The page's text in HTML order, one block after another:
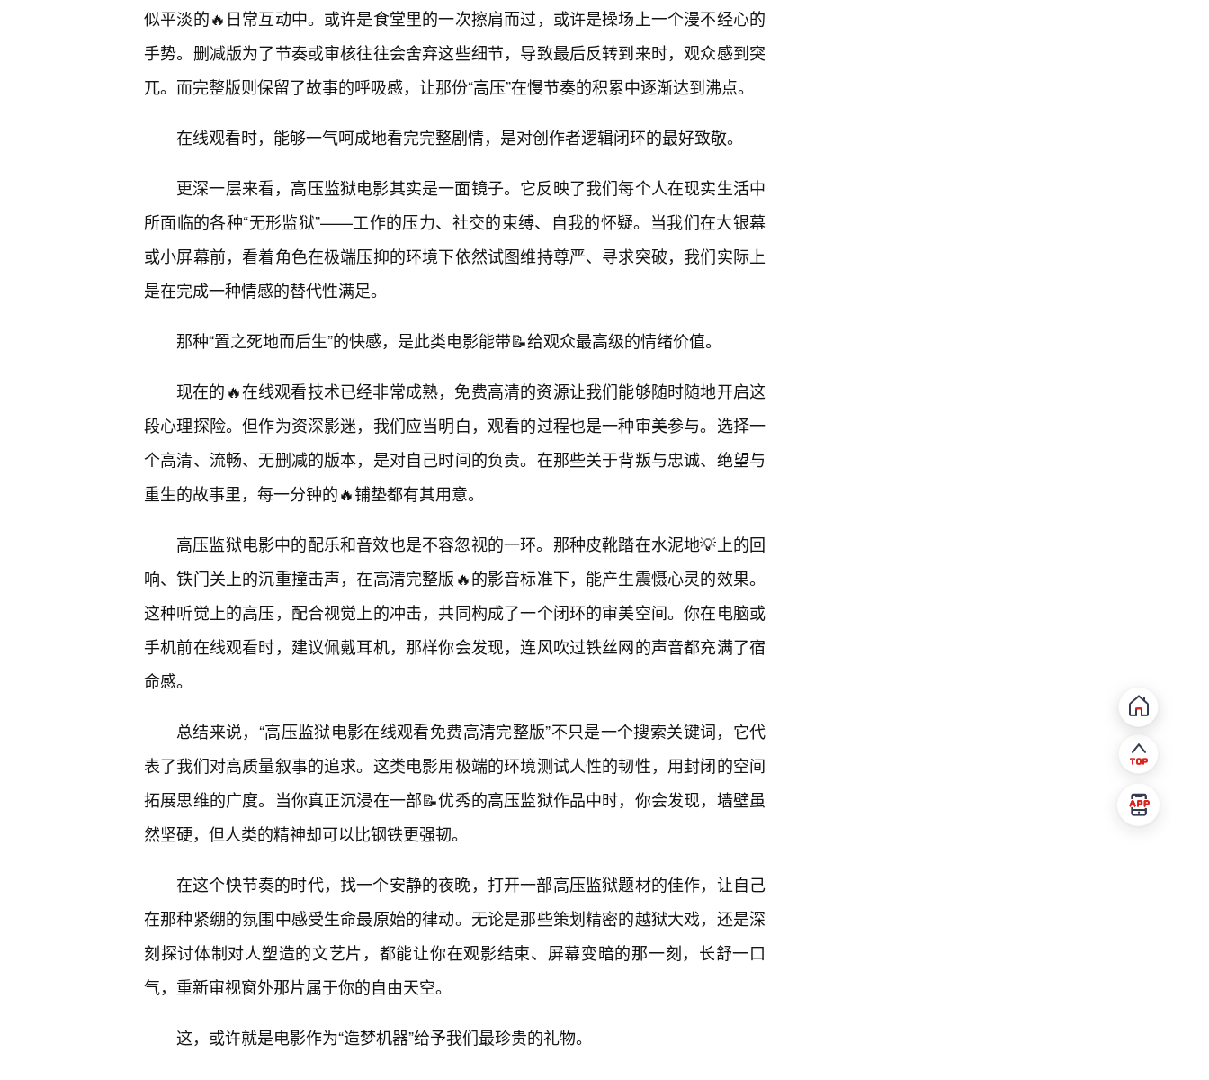
似平淡的🔥日常互动中。或许是食堂里的一次擦肩而过，或许是操场上一个漫不经心的
手势。删减版为了节奏或审核往往会舍弃这些细节，导致最后反转到来时，观众感到突
兀。而完整版则保留了故事的呼吸感，让那份“高压”在慢节奏的积累中逐渐达到沸点。
在线观看时，能够一气呵成地看完完整剧情，是对创作者逻辑闭环的最好致敬。
更深一层来看，高压监狱电影其实是一面镜子。它反映了我们每个人在现实生活中
所面临的各种“无形监狱”——工作的压力、社交的束缚、自我的怀疑。当我们在大银幕
或小屏幕前，看着角色在极端压抑的环境下依然试图维持尊严、寻求突破，我们实际上
是在完成一种情感的替代性满足。
那种“置之死地而后生”的快感，是此类电影能带📝给观众最高级的情绪价值。
现在的🔥在线观看技术已经非常成熟，免费高清的资源让我们能够随时随地开启这
段心理探险。但作为资深影迷，我们应当明白，观看的过程也是一种审美参与。选择一
个高清、流畅、无删减的版本，是对自己时间的负责。在那些关于背叛与忠诚、绝望与
重生的故事里，每一分钟的🔥铺垫都有其用意。
高压监狱电影中的配乐和音效也是不容忽视的一环。那种皮靴踏在水泥地💡上的回
响、铁门关上的沉重撞击声，在高清完整版🔥的影音标准下，能产生震慑心灵的效果。
这种听觉上的高压，配合视觉上的冲击，共同构成了一个闭环的审美空间。你在电脑或
手机前在线观看时，建议佩戴耳机，那样你会发现，连风吹过铁丝网的声音都充满了宿
命感。
总结来说，“高压监狱电影在线观看免费高清完整版”不只是一个搜索关键词，它代
表了我们对高质量叙事的追求。这类电影用极端的环境测试人性的韧性，用封闭的空间
拓展思维的广度。当你真正沉浸在一部📝优秀的高压监狱作品中时，你会发现，墙壁虽
然坚硬，但人类的精神却可以比钢铁更强韧。
在这个快节奏的时代，找一个安静的夜晚，打开一部高压监狱题材的佳作，让自己
在那种紧绷的氛围中感受生命最原始的律动。无论是那些策划精密的越狱大戏，还是深
刻探讨体制对人塑造的文艺片，都能让你在观影结束、屏幕变暗的那一刻，长舒一口
气，重新审视窗外那片属于你的自由天空。
这，或许就是电影作为“造梦机器”给予我们最珍贵的礼物。